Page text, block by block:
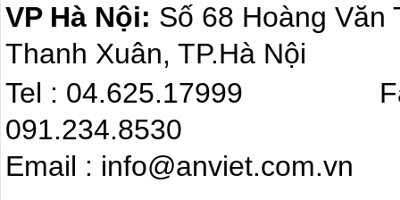
VP Hà Nội: Số 68 Hoàng
Thanh Xuân, TP.Hà Nội
Tel : 04.625.17999
091.234.8530
Email :